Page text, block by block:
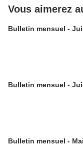
Vous aimerez
Bulletin mensuel -
Bulletin mensuel -
Bulletin mensuel -